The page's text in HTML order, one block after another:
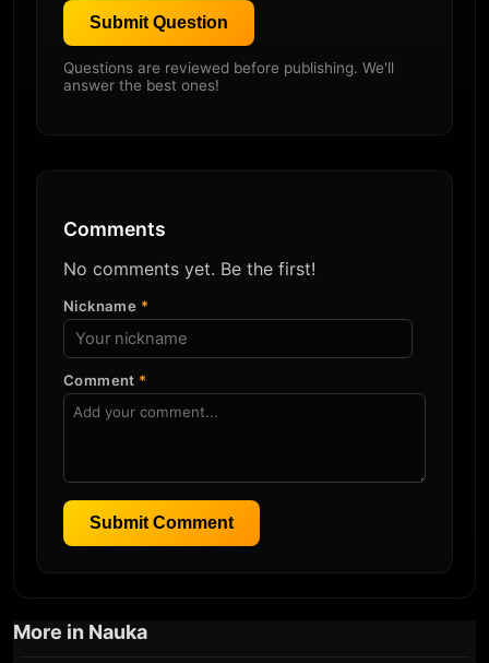
Submit Question
Questions are reviewed before publishing. We'll
answer the best ones!
Comments
No comments yet. Be the first!
Nickname *
Comment *
Submit Comment
More in Nauka